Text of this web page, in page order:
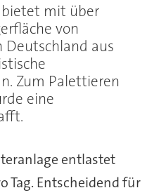
bietet mit über
von
aus
Zum Palettieren
eine
entlastet
Tag. Entscheidend für